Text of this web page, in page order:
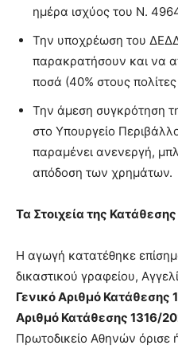
ημέρα ισχύος του Ν.
Την υποχρέωση του
παρακρατήσουν και να
ποσά (40% στους
Την άμεση συγκρότηση
στο Υπουργείο
παραμένει ανενεργή,
απόδοση των χρημάτων.
Τα Στοιχεία της
Η αγωγή κατατέθηκε
δικαστικού γραφείου,
Γενικό Αριθμό Κατάθεσης
Αριθμό Κατάθεσης 1316/
Πρωτοδικείο Αθηνών όρισε